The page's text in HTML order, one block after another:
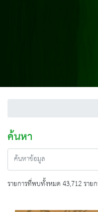
ค้นหา
รายการที่พบทั้งหมด 43,712 ราย